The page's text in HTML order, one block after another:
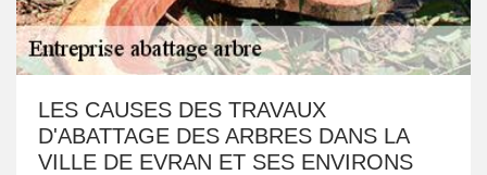
LES CAUSES DES TRAVAUX
D'ABATTAGE DES ARBRES DANS LA
VILLE DE EVRAN ET SES ENVIRONS